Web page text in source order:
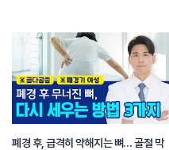
폐경 후, 급격히 약해지는 뼈… 골절 막